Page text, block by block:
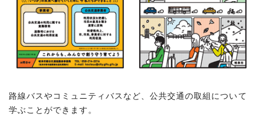
路線バスやコミュニティバスなど、公共交通の取組について
学ぶことができます。